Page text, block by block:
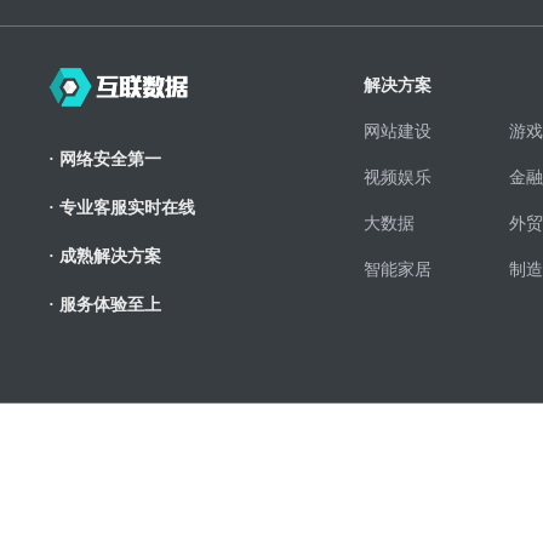
· 网络安全第一
· 专业客服实时在线
· 成熟解决方案
· 服务体验至上
解决方案
网站建设 游
视频娱乐 金
大数据 外
智能家居 制